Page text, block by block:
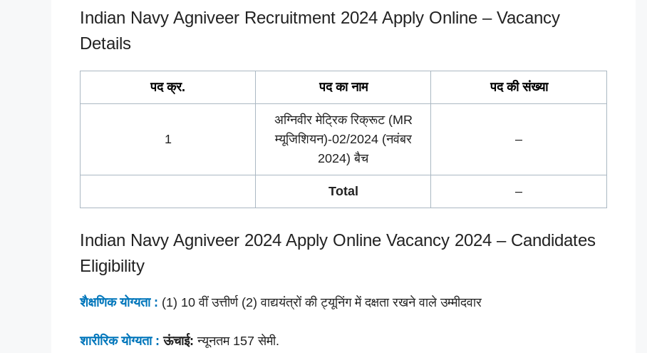
Indian Navy Agniveer Recruitment 2024 Apply Online – Vacancy
Details
पद क्र. पद का नाम पद की संख्या
1
अग्निवीर मेट्रिक रिक्रूट (MR
म्यूजिशियन)-02/2024 (नवंबर
2024) बैच
–
Total –
Indian Navy Agniveer 2024 Apply Online Vacancy 2024 – Candidates
Eligibility
शैक्षणिक योग्यता : (1) 10 वीं उत्तीर्ण (2) वाद्ययंत्रों की ट्यूनिंग में दक्षता रखने वाले उम्मीदवार
शारीरिक योग्यता : ऊंचाई: न्यूनतम 157 सेमी.